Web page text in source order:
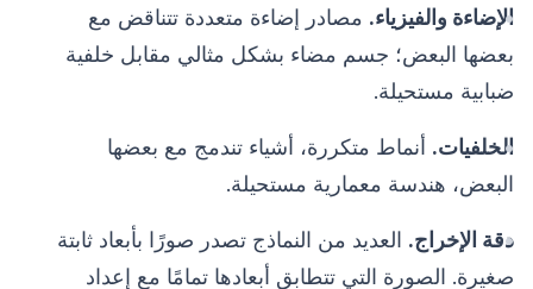
الإضاءة والفيزياء. مصادر إضاءة متعددة تتناقض مع
بعضها البعض؛ جسم مضاء بشكل مثالي مقابل خلفية
ضبابية مستحيلة.
الخلفيات. أنماط متكررة، أشياء تندمج مع بعضها
البعض، هندسة معمارية مستحيلة.
دقة الإخراج. العديد من النماذج تصدر صورًا بأبعاد ثابتة
صغيرة. الصورة التي تتطابق أبعادها تمامًا مع إعداد